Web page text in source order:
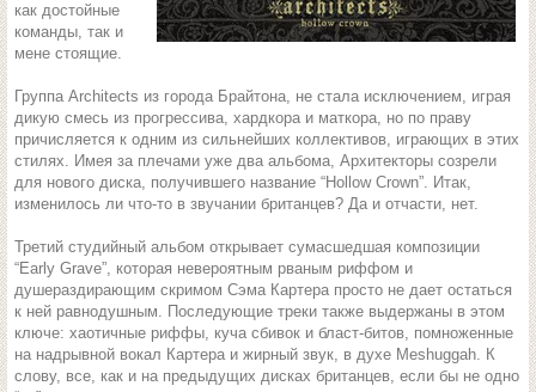
как достойные
команды, так и
мене стоящие.
Группа Architects из города Брайтона, не стала исключением, играя
дикую смесь из прогрессива, хардкора и маткора, но по праву
причисляется к одним из сильнейших коллективов, играющих в этих
стилях. Имея за плечами уже два альбома, Архитекторы созрели
для нового диска, получившего название “Hollow Crown”. Итак,
изменилось ли что-то в звучании британцев? Да и отчасти, нет.
Третий студийный альбом открывает сумасшедшая композиции
“Early Grave”, которая невероятным рваным риффом и
душераздирающим скримом Сэма Картера просто не дает остаться
к ней равнодушным. Последующие треки также выдержаны в этом
ключе: хаотичные риффы, куча сбивок и бласт-битов, помноженные
на надрывной вокал Картера и жирный звук, в духе Meshuggah. К
слову, все, как и на предыдущих дисках британцев, если бы не одно